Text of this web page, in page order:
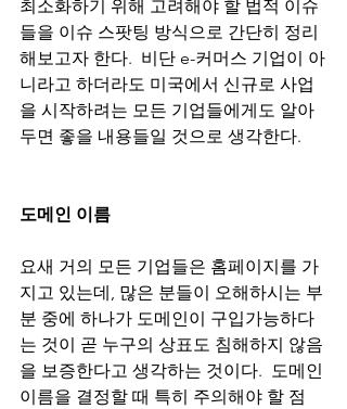
최소화하기 위해 고려해야 할 법적 이슈
들을 이슈 스팟팅 방식으로 간단히 정리
해보고자 한다.  비단 e-커머스 기업이 아
니라고 하더라도 미국에서 신규로 사업
을 시작하려는 모든 기업들에게도 알아
두면 좋을 내용들일 것으로 생각한다.
도메인 이름
요새 거의 모든 기업들은 홈페이지를 가
지고 있는데, 많은 분들이 오해하시는 부
분 중에 하나가 도메인이 구입가능하다
는 것이 곧 누구의 상표도 침해하지 않음
을 보증한다고 생각하는 것이다.  도메인
이름을 결정할 때 특히 주의해야 할 점